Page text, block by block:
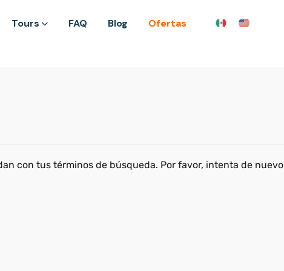
Tours FAQ Blog Ofertas
con tus términos de búsqueda. Por favor, intenta de nuevo